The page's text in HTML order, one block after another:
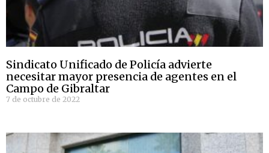
Sindicato Unificado de Policía advierte
necesitar mayor presencia de agentes en el
Campo de Gibraltar
7 de octubre de 2022